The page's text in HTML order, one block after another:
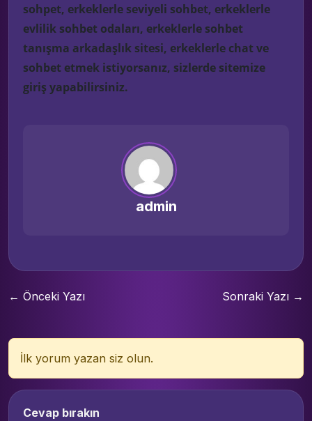
sohpet, erkeklerle seviyeli sohbet, erkeklerle
evlilik sohbet odaları, erkeklerle sohbet
tanışma arkadaşlık sitesi, erkeklerle chat ve
sohbet etmek istiyorsanız, sizlerde sitemize
giriş yapabilirsiniz.
admin
← Önceki Yazı Sonraki Yazı →
İlk yorum yazan siz olun.
Cevap bırakın